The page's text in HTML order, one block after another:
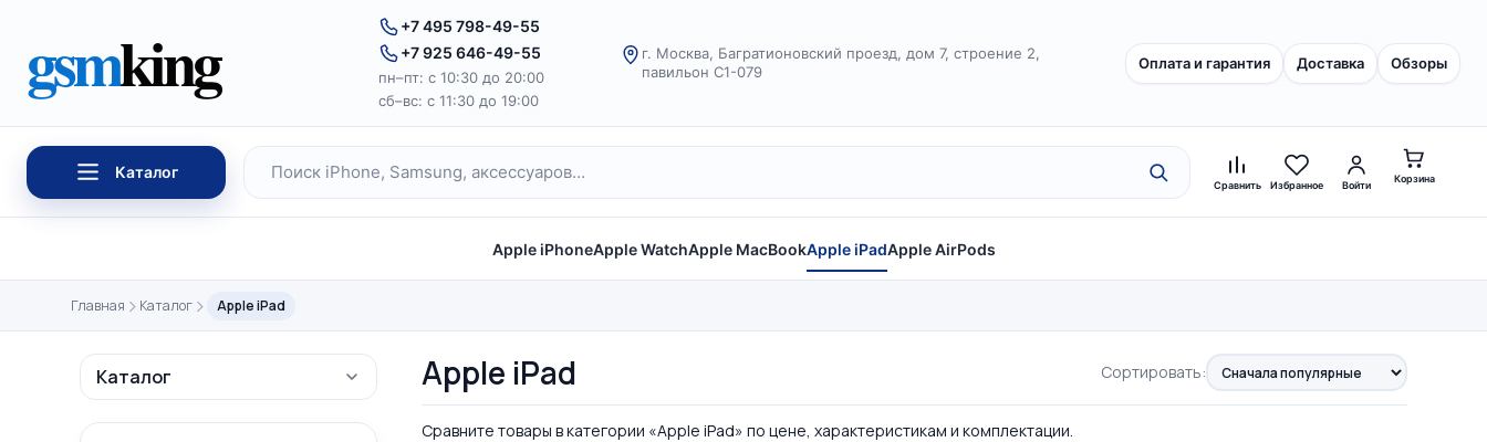
gsmking
+7 495 798-49-55
+7 925 646-49-55
пн–пт: с 10:30 до 20:00
сб–вс: с 11:30 до 19:00
г. Москва, Багратионовский проезд, дом 7, строение 2,
павильон С1-079
Оплата и гарантия Доставка Обзоры
Каталог
Поиск по каталогу Сравнить Избранное Войти
Корзина
Apple iPhoneApple WatchApple MacBookApple iPadApple AirPods
Главная Каталог Apple iPad
Каталог Apple iPad Сортировать:
Сравните товары в категории «Apple iPad» по цене, характеристикам и комплектации.